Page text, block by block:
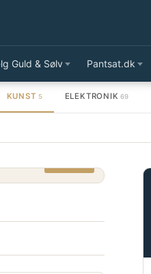
Guld & Sølv Pantsat.dk
KUNST 5 ELEKTRONIK 69